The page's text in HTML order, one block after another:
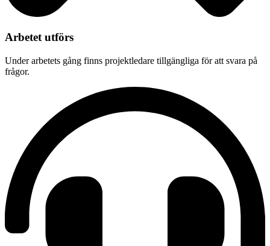
Arbetet utförs
Under arbetets gång finns projektledare tillgängliga för att svara på
frågor.